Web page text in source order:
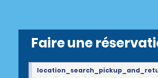
Faire une